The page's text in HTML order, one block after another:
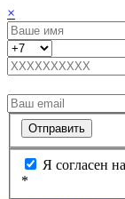
×
Отправить
Я согласен
*